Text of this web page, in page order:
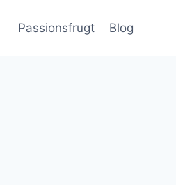
Passionsfrugt Blog